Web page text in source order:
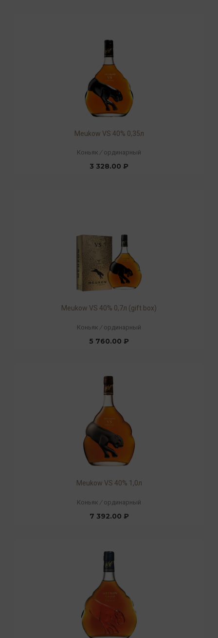
Meukow VS 40% 0,35л
Коньяк / ординарный
3 328.00 ₽
Meukow VS 40% 0,7л (gift box)
Коньяк / ординарный
5 760.00 ₽
Meukow VS 40% 1,0л
Коньяк / ординарный
7 392.00 ₽